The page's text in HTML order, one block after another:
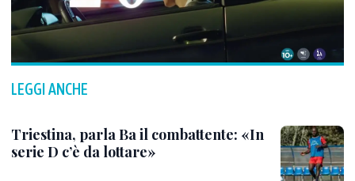
LEGGI ANCHE
Triestina, parla Ba il combattente: «In
serie D c’è da lottare»